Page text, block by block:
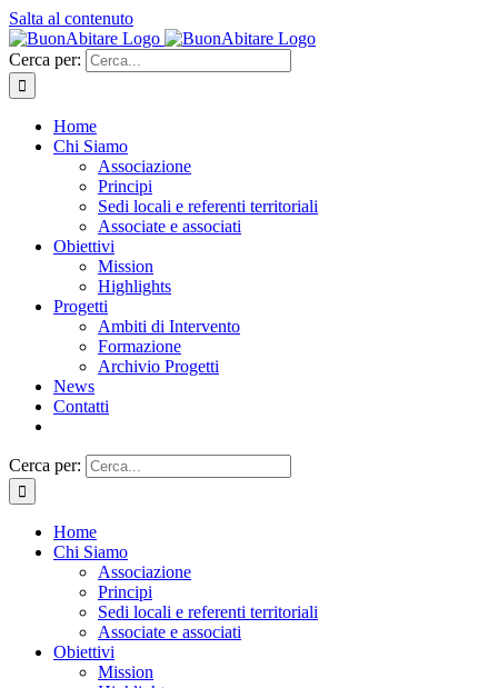
Salta al contenuto
Cerca per:
Home
Chi Siamo
Associazione
Principi
Sedi locali e referenti territoriali
Associate e associati
Obiettivi
Mission
Highlights
Progetti
Ambiti di Intervento
Formazione
Archivio Progetti
News
Contatti
Cerca per:
Home
Chi Siamo
Associazione
Principi
Sedi locali e referenti territoriali
Associate e associati
Obiettivi
Mission